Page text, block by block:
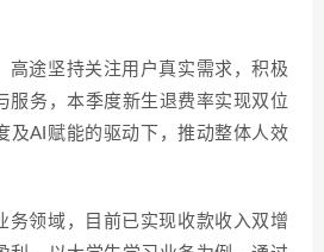
高途坚持关注用户真实需求，积极
服务，本季度新生退费率实现双位
及AI赋能的驱动下，推动整体人效
务领域，目前已实现收款收入双增